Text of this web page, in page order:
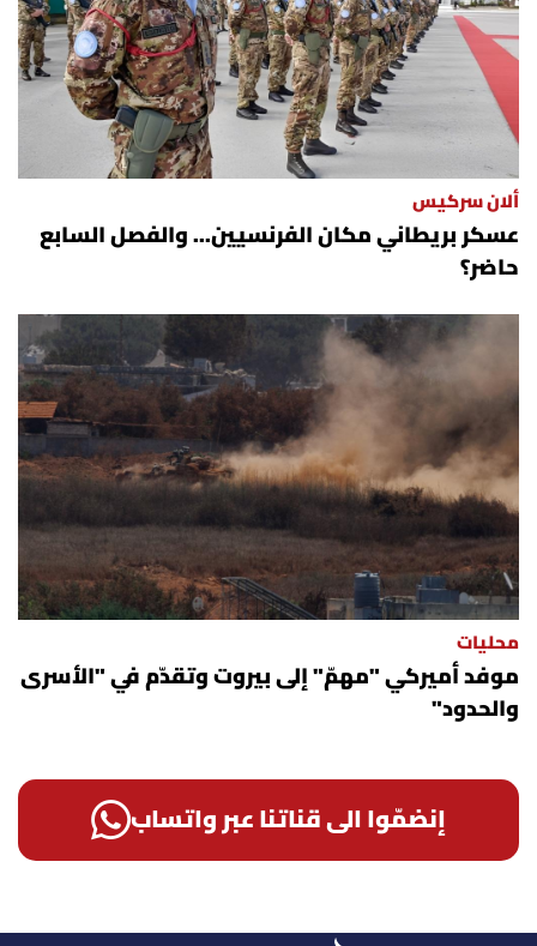
ألان سركيس
عسكر بريطاني مكان الفرنسيين... والفصل السابع
حاضر؟
محليات
موفد أميركي "مهمّ" إلى بيروت وتقدّم في "الأسرى
والحدود"
إنضمّوا الى قناتنا عبر واتساب